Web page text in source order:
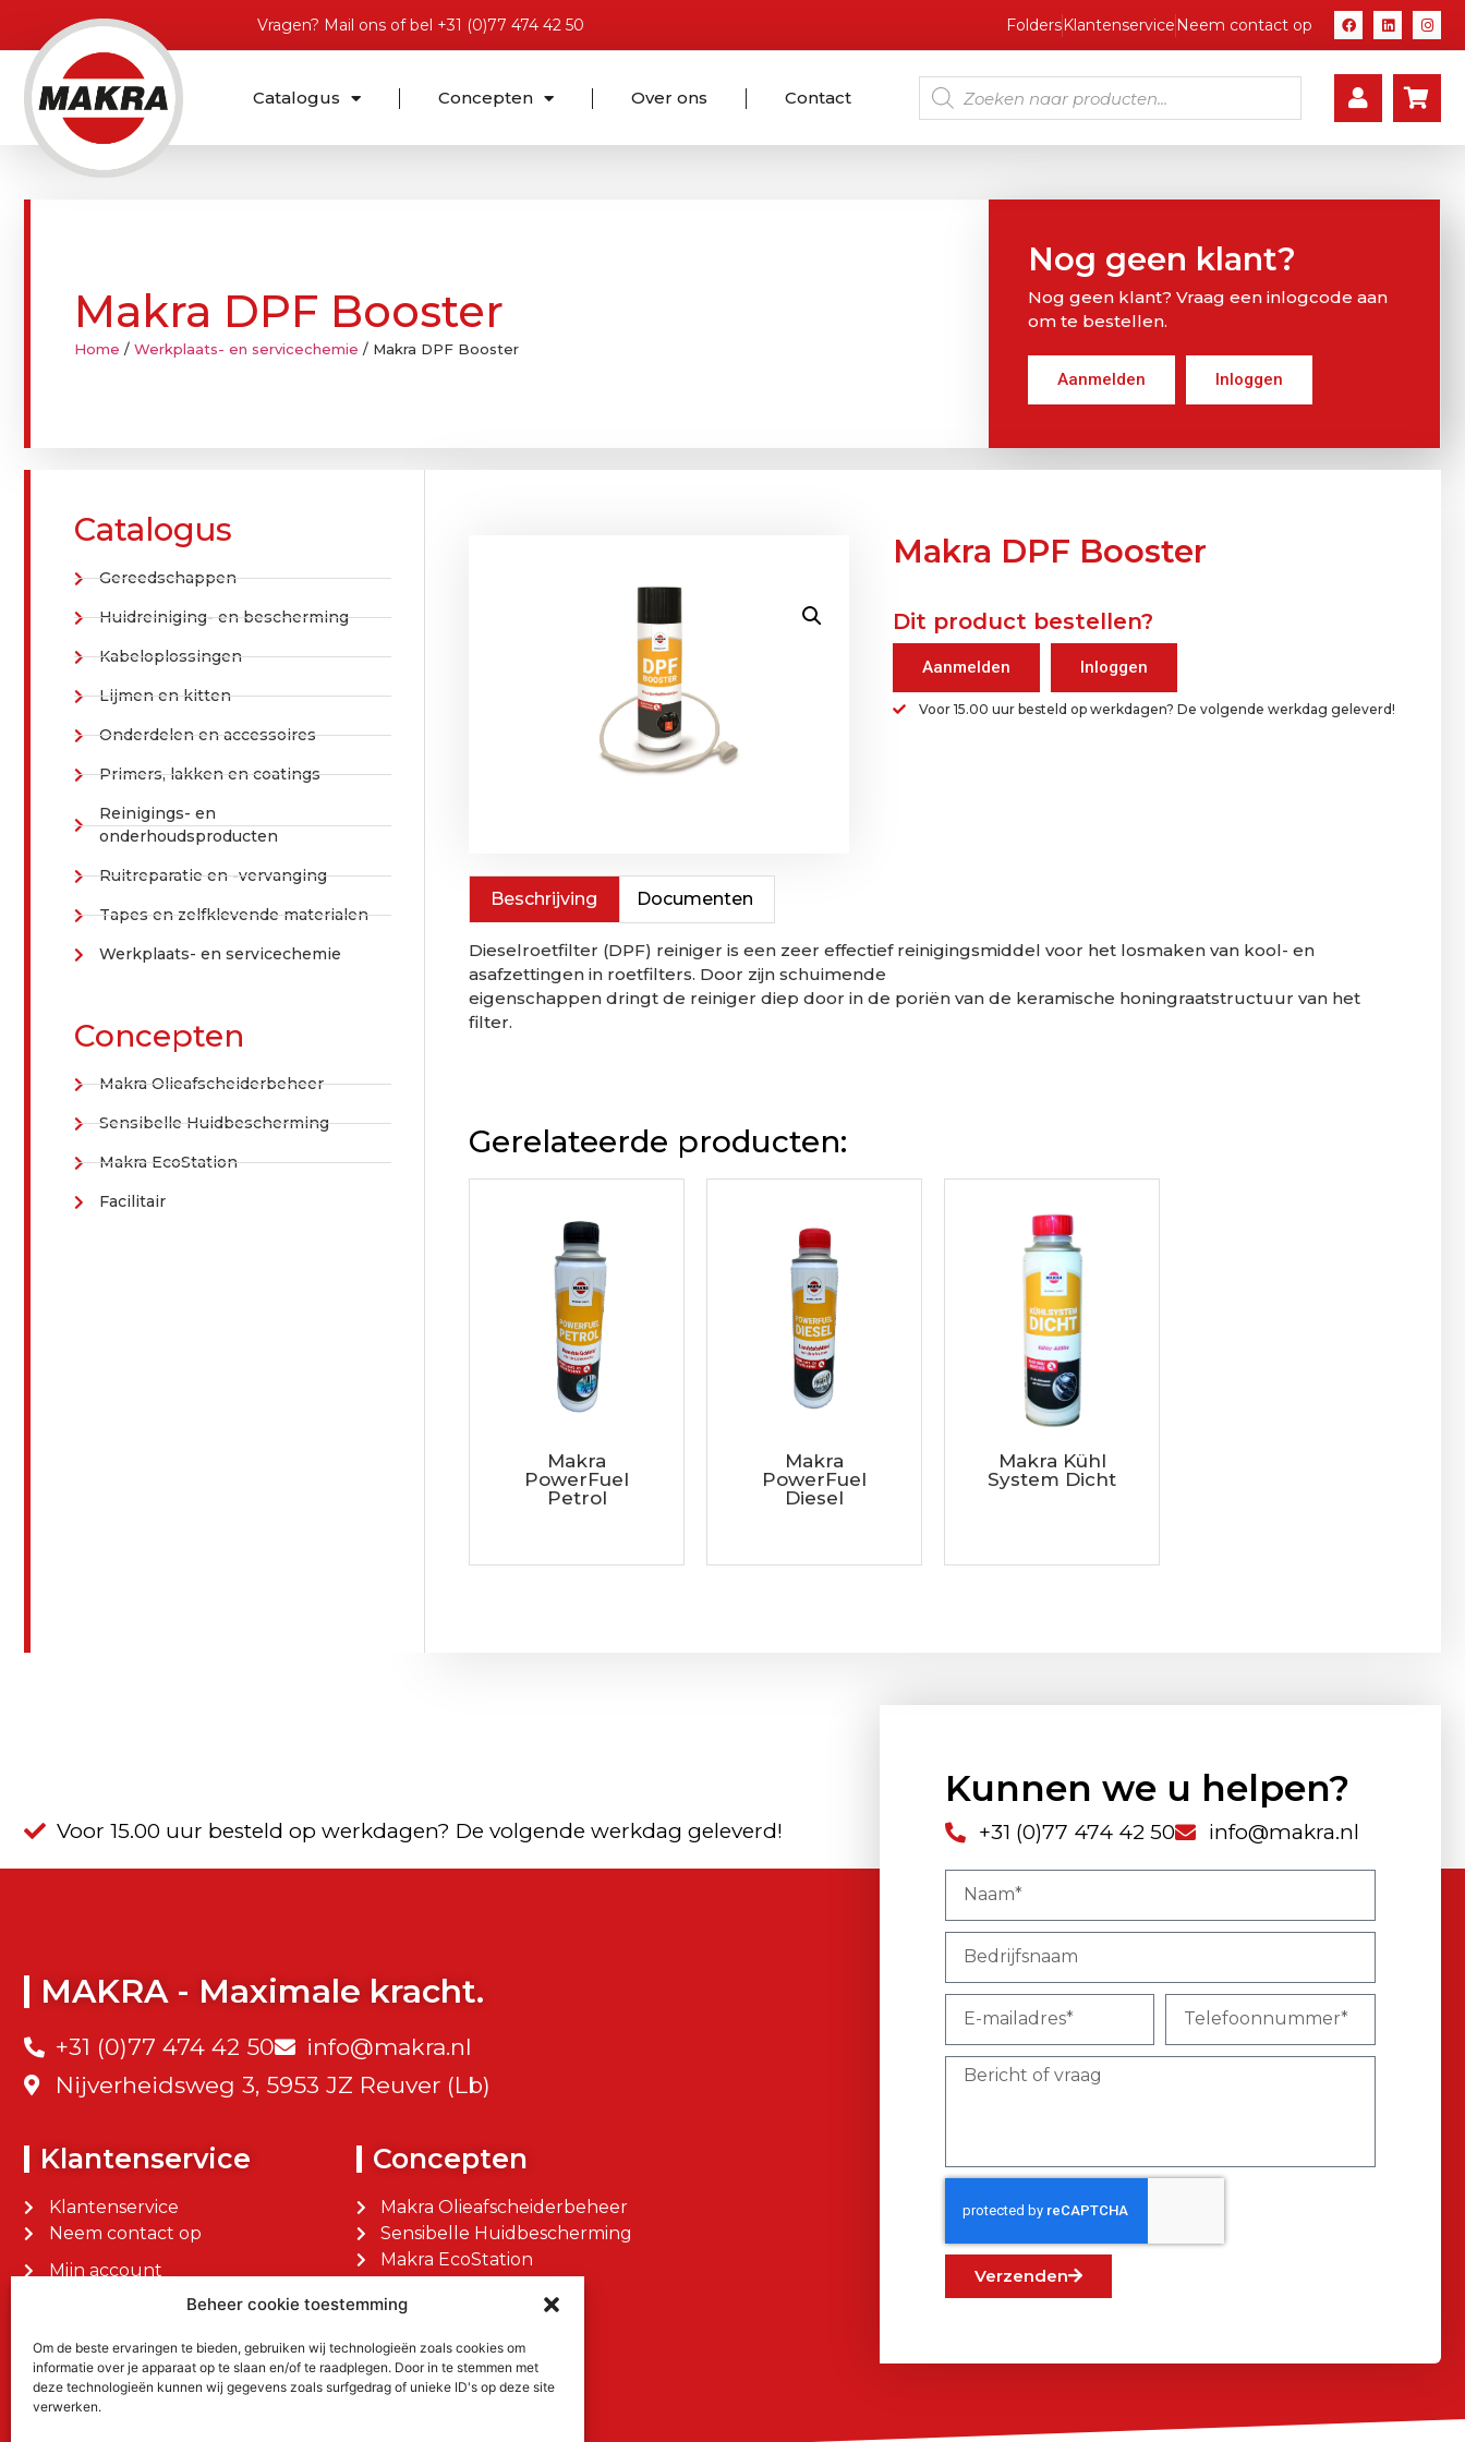
Beheer cookie toestemming
Om de beste ervaringen te bieden, gebruiken wij technologieën zoals cookies om
informatie over je apparaat op te slaan en/of te raadplegen. Door in te stemmen met
deze technologieën kunnen wij gegevens zoals surfgedrag of unieke ID's op deze site
verwerken.
Vragen? Mail onsof bel +31 (0)77 474 42 50 FoldersKlantenservice Neem contact op
Catalogus Concepten Over ons Contact
Makra DPF Booster
Home / Werkplaats- en servicechemie / Makra DPF Booster
Nog geen klant?
Nog geen klant? Vraag een inlogcode aan
om te bestellen.
Aanmelden Inloggen
Catalogus
Gereedschappen
Huidreiniging- en bescherming
Kabeloplossingen
Lijmen en kitten
Onderdelen en accessoires
Primers, lakken en coatings
Reinigings- en
onderhoudsproducten
Ruitreparatie en -vervanging
Tapes en zelfklevende materialen
Werkplaats- en servicechemie
Concepten
Makra Olieafscheiderbeheer
Sensibelle Huidbescherming
Makra EcoStation
Facilitair
Makra DPF Booster
Dit product bestellen?
Aanmelden Inloggen
Voor 15.00 uur besteld op werkdagen? De volgende werkdag geleverd!
Beschrijving Documenten
Dieselroetfilter (DPF) reiniger is een zeer effectief reinigingsmiddel voor het losmaken van kool- en
asafzettingen in roetfilters. Door zijn schuimende
eigenschappen dringt de reiniger diep door in de poriën van de keramische honingraatstructuur van het
filter.
Gerelateerde producten:
Makra
PowerFuel
Petrol
Makra
PowerFuel
Diesel
Makra Kühl
System Dicht
Voor 15.00 uur besteld op werkdagen? De volgende werkdag geleverd!
MAKRA - Maximale kracht.
+31 (0)77 474 42 50
info@makra.nl
Nijverheidsweg 3, 5953 JZ Reuver (Lb)
Klantenservice
Klantenservice
Neem contact op
Mijn account
Mijn bestellingen
Concepten
Makra Olieafscheiderbeheer
Sensibelle Huidbescherming
Makra EcoStation
Kunnen we u helpen?
+31 (0)77 474 42 50 info@makra.nl
Verzenden